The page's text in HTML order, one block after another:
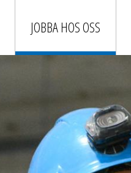
JOBBA HOS OSS